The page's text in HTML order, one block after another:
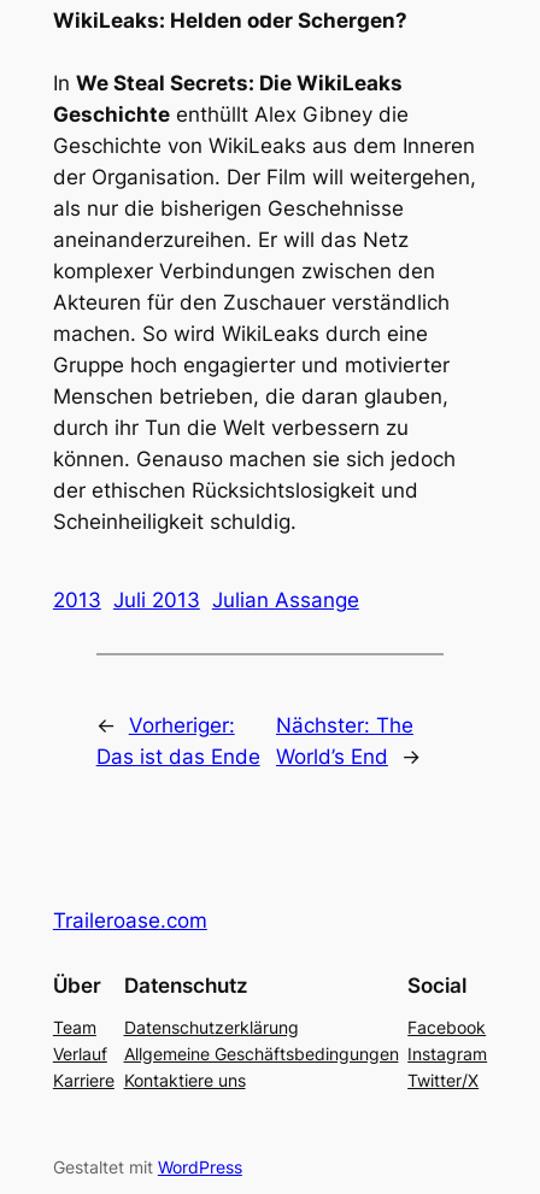
WikiLeaks: Helden oder Schergen?
In We Steal Secrets: Die WikiLeaks
Geschichteenthüllt Alex Gibney die
Geschichte von WikiLeaks aus dem Inneren
der Organisation. Der Film will weitergehen,
als nur die bisherigen Geschehnisse
aneinanderzureihen. Er will das Netz
komplexer Verbindungen zwischen den
Akteuren für den Zuschauer verständlich
machen. So wird WikiLeaks durch eine
Gruppe hoch engagierter und motivierter
Menschen betrieben, die daran glauben,
durch ihr Tun die Welt verbessern zu
können. Genauso machen sie sich jedoch
der ethischen Rücksichtslosigkeit und
Scheinheiligkeit schuldig.
2013 Juli 2013 Julian Assange
← Vorheriger:
Das ist das Ende
Nächster: The
World’s End
→
Traileroase.com
Über
Team
Verlauf
Karriere
Datenschutz
Datenschutzerklärung
Allgemeine Geschäftsbedingungen
Kontaktiere uns
Social
Facebook
Instagram
Twitter/X
Gestaltet mit WordPress